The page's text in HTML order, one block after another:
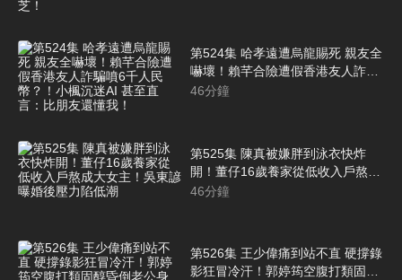
第524集 哈孝遠遭烏龍賜死 親友全
嚇壞！賴芊合險遭假香港友人詐騙
噴6千人民幣？！小楓沉迷AI 甚至
46分鐘
第525集 陳真被嫌胖到泳衣快炸
開！董仔16歲養家從低收入戶熬成
大女主！吳東諺曝婚後壓力陷低潮
46分鐘
第526集 王少偉痛到站不直 硬撐錄
影狂冒冷汗！郭婷筠空腹打類固醇